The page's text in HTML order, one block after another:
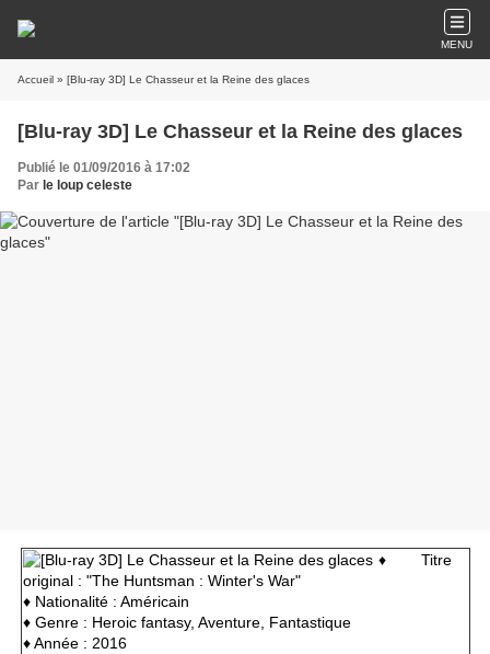
MENU
Accueil » [Blu-ray 3D] Le Chasseur et la Reine des glaces
[Blu-ray 3D] Le Chasseur et la Reine des glaces
Publié le 01/09/2016 à 17:02
Par le loup celeste
♦ Titre
original : "The Huntsman : Winter's War"
♦ Nationalité : Américain
♦ Genre : Heroic fantasy, Aventure, Fantastique
♦ Année : 2016